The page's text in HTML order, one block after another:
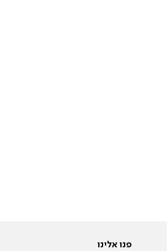
פנו אלינו